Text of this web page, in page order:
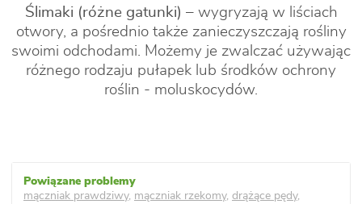
Ślimaki (różne gatunki) – wygryzają w liściach
otwory, a pośrednio także zanieczyszczają rośliny
swoimi odchodami. Możemy je zwalczać używając
różnego rodzaju pułapek lub środków ochrony
roślin - moluskocydów.
mączniak prawdziwy, mączniak rzekomy, drążące pędy,